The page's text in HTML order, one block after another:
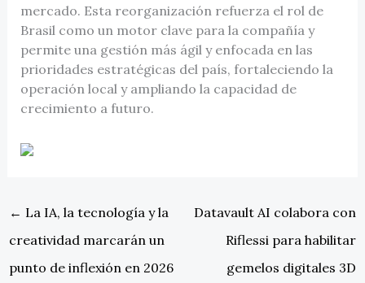
mercado. Esta reorganización refuerza el rol de
Brasil como un motor clave para la compañía y
permite una gestión más ágil y enfocada en las
prioridades estratégicas del país, fortaleciendo la
operación local y ampliando la capacidad de
crecimiento a futuro.
← La IA, la tecnología y la
creatividad marcarán un
punto de inflexión en 2026
Datavault AI colabora con
Riflessi para habilitar
gemelos digitales 3D